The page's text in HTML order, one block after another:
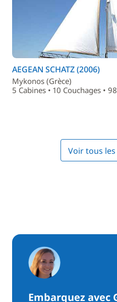
AEGEAN SCHATZ (2006)
Mykonos (Grèce)
5 Cabines • 10 Couchages •
Voir tous
Embarquez avec